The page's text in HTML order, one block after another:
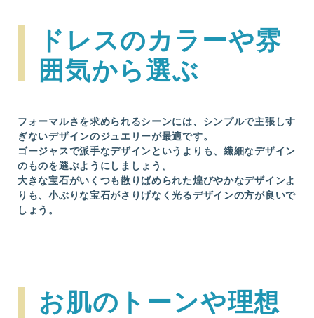
ドレスのカラーや雰
囲気から選ぶ
フォーマルさを求められるシーンには、シンプルで主張しす
ぎないデザインのジュエリーが最適です。
ゴージャスで派手なデザインというよりも、繊細なデザイン
のものを選ぶようにしましょう。
大きな宝石がいくつも散りばめられた煌びやかなデザインよ
りも、小ぶりな宝石がさりげなく光るデザインの方が良いで
しょう。
お肌のトーンや理想